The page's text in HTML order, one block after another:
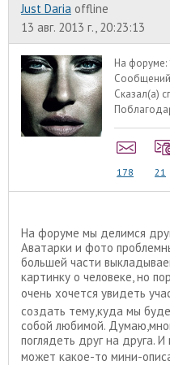
Just Daria offline
13 авг. 2013 г., 20:23:13
На форуме:
Сказал(а)
178 21
На форуме мы делимся
Аватарки и фото
большей части
картинку о человеке, но
очень хочется увидеть
создать тему,куда мы
собой любимой.
поглядеть друг на друга.
может какое-то мини-